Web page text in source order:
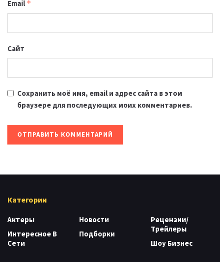
Email *
Сайт
Сохранить моё имя, email и адрес сайта в этом
браузере для последующих моих комментариев.
Категории
Актеры
Интересное В
Сети
Новости
Подборки
Рецензии/
Трейлеры
Шоу Бизнес